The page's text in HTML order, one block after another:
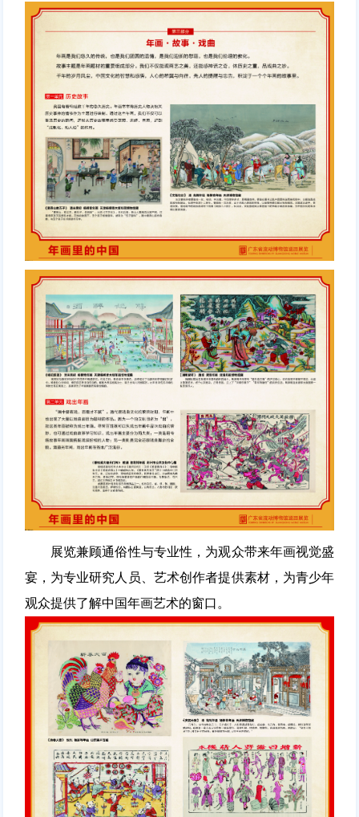
展览兼顾通俗性与专业性，为观众带来年画视觉盛
宴，为专业研究人员、艺术创作者提供素材，为青少年
观众提供了解中国年画艺术的窗口。